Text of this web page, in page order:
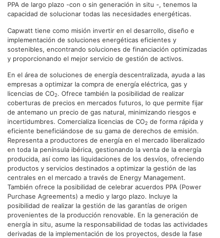
PPA de largo plazo -con o sin generación in situ -, tenemos la
capacidad de solucionar todas las necesidades energéticas.
Capwatt tiene como misión invertir en el desarrollo, diseño e
implementación de soluciones energéticas eficientes y
sostenibles, encontrando soluciones de financiación optimizadas
y proporcionando el mejor servicio de gestión de activos.
En el área de soluciones de energía descentralizada, ayuda a las
empresas a optimizar la compra de energía eléctrica, gas y
licencias de CO2. Ofrece también la posibilidad de realizar
coberturas de precios en mercados futuros, lo que permite fijar
de antemano un precio de gas natural, minimizando riesgos e
incertidumbres. Comercializa licencias de CO2 de forma rápida y
eficiente beneficiándose de su gama de derechos de emisión.
Representa a productores de energía en el mercado liberalizado
en toda la península ibérica, gestionando la venta de la energía
producida, así como las liquidaciones de los desvíos, ofreciendo
productos y servicios destinados a optimizar la gestión de las
centrales en el mercado a través de Energy Management.
También ofrece la posibilidad de celebrar acuerdos PPA (Power
Purchase Agreements) a medio y largo plazo. Incluye la
posibilidad de realizar la gestión de las garantías de origen
provenientes de la producción renovable. En la generación de
energía in situ, asume la responsabilidad de todas las actividades
derivadas de la implementación de los proyectos, desde la fase